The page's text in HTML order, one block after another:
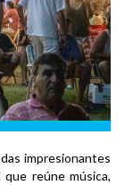
impresionantes
reúne música,